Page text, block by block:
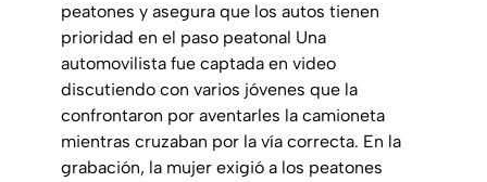
peatones y asegura que los autos tienen
prioridad en el paso peatonal Una
automovilista fue captada en video
discutiendo con varios jóvenes que la
confrontaron por aventarles la camioneta
mientras cruzaban por la vía correcta. En la
grabación, la mujer exigió a los peatones